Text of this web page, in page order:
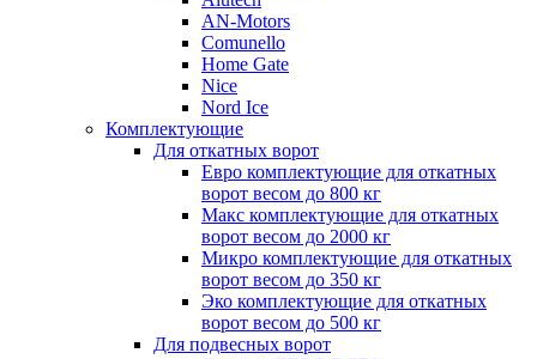
AN-Motors
Comunello
Home Gate
Nice
Nord Ice
Комплектующие
Для откатных ворот
Евро комплектующие для откатных
ворот весом до 800 кг
Макс комплектующие для откатных
ворот весом до 2000 кг
Микро комплектующие для откатных
ворот весом до 350 кг
Эко комплектующие для откатных
ворот весом до 500 кг
Для подвесных ворот